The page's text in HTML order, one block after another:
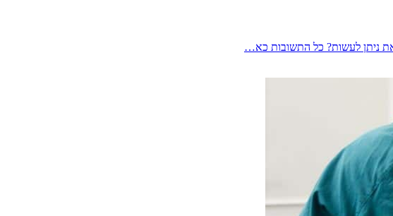
זאת ניתן לעשות? כל התשובות כא…